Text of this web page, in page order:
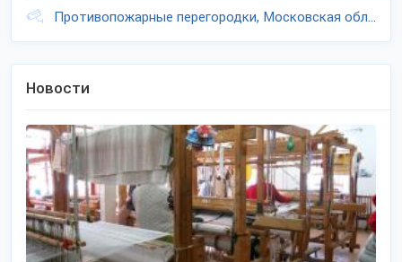
Противопожарные перегородки, Московская область
Новости